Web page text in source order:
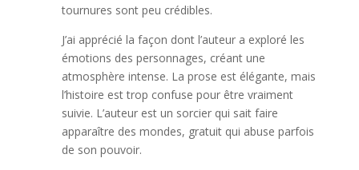
tournures sont peu crédibles.
J’ai apprécié la façon dont l’auteur a exploré les
émotions des personnages, créant une
atmosphère intense. La prose est élégante, mais
l’histoire est trop confuse pour être vraiment
suivie. L’auteur est un sorcier qui sait faire
apparaître des mondes, gratuit qui abuse parfois
de son pouvoir.